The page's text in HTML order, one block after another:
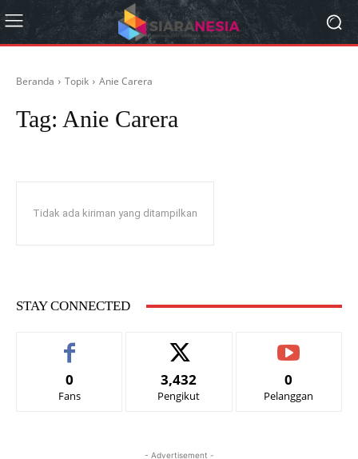
Beranda Topik Anie Carera
Tag: Anie Carera
Tidak ada kiriman yang ditampilkan
STAY CONNECTED
0
Fans
3,432
Pengikut
0
Pelanggan
- Advertisement -